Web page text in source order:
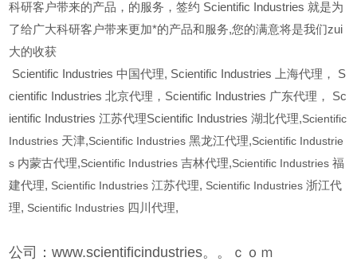
科研客户带来的产品，的服务，签约 Scientific Industries 就是为
了给广大科研客户带来更加*的产品和服务,您的满意将是我们zui
大的收获
Scientific Industries中国代理, Scientific Industries 上海代理， S
cientific Industries 北京代理，Scientific Industries 广东代理， Sc
ientific Industries 江苏代理Scientific Industries 湖北代理,Scientific
Industries 天津,Scientific Industries黑龙江代理,Scientific Industrie
s 内蒙古代理,Scientific Industries吉林代理,Scientific Industries福
建代理, Scientific Industries江苏代理, Scientific Industries浙江代
理, Scientific Industries 四川代理,
公司：www.scientificindustries。。ｃｏｍ